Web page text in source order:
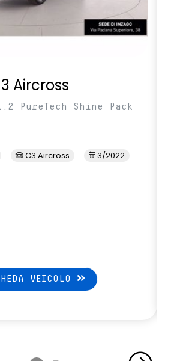
Aircross
PureTech Shine Pack
C3 Aircross
3/2022
VEICOLO